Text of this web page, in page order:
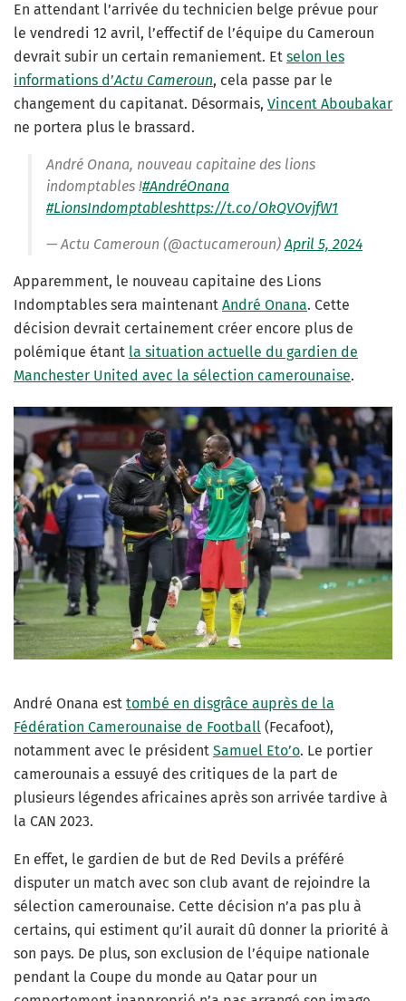
En attendant l’arrivée du technicien belge prévue pour
le vendredi 12 avril, l’effectif de l’équipe du Cameroun
devrait subir un certain remaniement. Et selon les
informations d’Actu Cameroun, cela passe par le
changement du capitanat. Désormais, Vincent Aboubakar
ne portera plus le brassard.
André Onana, nouveau capitaine des lions
indomptables !#AndréOnana
#LionsIndomptableshttps://t.co/OkQVOvjfW1
— Actu Cameroun (@actucameroun)April 5, 2024
Apparemment, le nouveau capitaine des Lions
Indomptables sera maintenant André Onana. Cette
décision devrait certainement créer encore plus de
polémique étant la situation actuelle du gardien de
Manchester United avec la sélection camerounaise.
André Onana est tombé en disgrâce auprès de la
Fédération Camerounaise de Football (Fecafoot),
notamment avec le président Samuel Eto’o. Le portier
camerounais a essuyé des critiques de la part de
plusieurs légendes africaines après son arrivée tardive à
la CAN 2023.
En effet, le gardien de but de Red Devils a préféré
disputer un match avec son club avant de rejoindre la
sélection camerounaise. Cette décision n’a pas plu à
certains, qui estiment qu’il aurait dû donner la priorité à
son pays. De plus, son exclusion de l’équipe nationale
pendant la Coupe du monde au Qatar pour un